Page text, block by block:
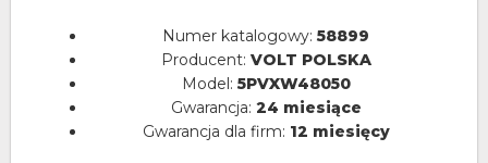
Numer katalogowy: 58899
Producent: VOLT POLSKA
Model: 5PVXW48050
Gwarancja: 24 miesiące
Gwarancja dla firm: 12 miesięcy